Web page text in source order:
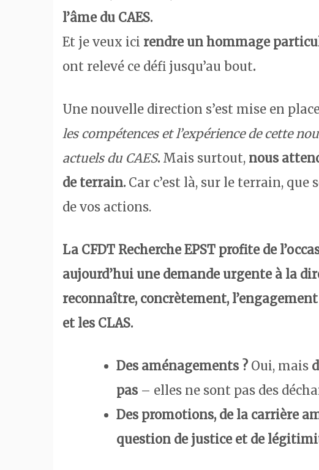
l’âme du CAES.
Et je veux ici rendre un hommage
ont relevé ce défi jusqu’au bout.
Une nouvelle direction s’est mise en
les compétences et l’expérience de cette
actuels du CAES. Mais surtout, nous
de terrain. Car c’est là, sur le terrain,
de vos actions.
La CFDT Recherche EPST profite de
aujourd’hui une demande urgente à la
reconnaître, concrètement,
et les CLAS.
Des aménagements ? Oui, mais
pas – elles ne sont pas des
Des promotions, de la carrière
question de justice et de